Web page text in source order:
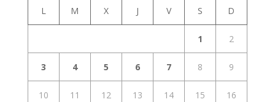
L M X J V S D
1 2
3 4 5 6 7 8 9
10 11 12 13 14 15 16